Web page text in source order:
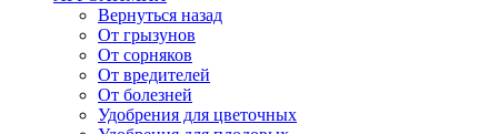
Вернуться назад
От грызунов
От сорняков
От вредителей
От болезней
Удобрения для цветочных